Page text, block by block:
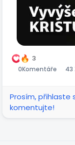
3
0Komentáře 43
Prosím, přihlaste
komentujte!